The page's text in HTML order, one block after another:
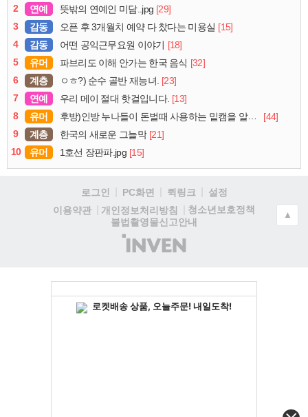
2
연예 뜻밖의 연예인 미담..jpg [29]
3
감동 오픈 후 3개월치 예약 다 찼다는 미용실 [15]
4
감동 어떤 공익근무요원 이야기 [18]
5
유머 파브리도 이해 안가는 한국 음식 [32]
6
계층 ㅇㅎ?) 순수 골반 재능녀. [23]
7
연예 우리 메이 절대 핫걸입니다. [13]
8
유머 후방)인방 누나들이 돈벌때 사용하는 밑캠을 알아보자
[44]
9
계층 한국의 새로운 그늘막 [21]
10
유머 1호선 장판파.jpg [15]
로그인 PC화면 퀵링크
설정
이용약관
개인정보처리방침
청소년보호정책
불법촬영물신고안내
(주)
인
▲